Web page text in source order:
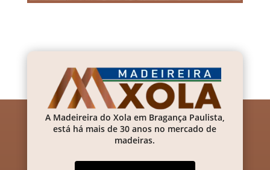
A Madeireira do Xola em Bragança Paulista,
está há mais de 30 anos no mercado de
madeiras.